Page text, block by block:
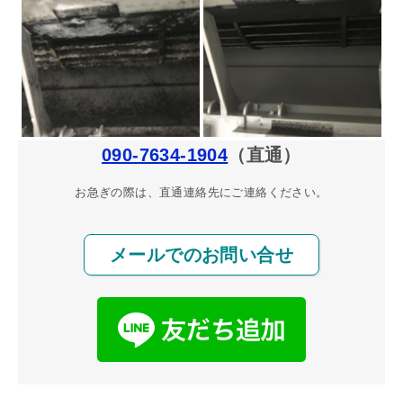
090-7634-1904 （直通）
お急ぎの際は、直通連絡先にご連絡ください。
メールでのお問い合せ